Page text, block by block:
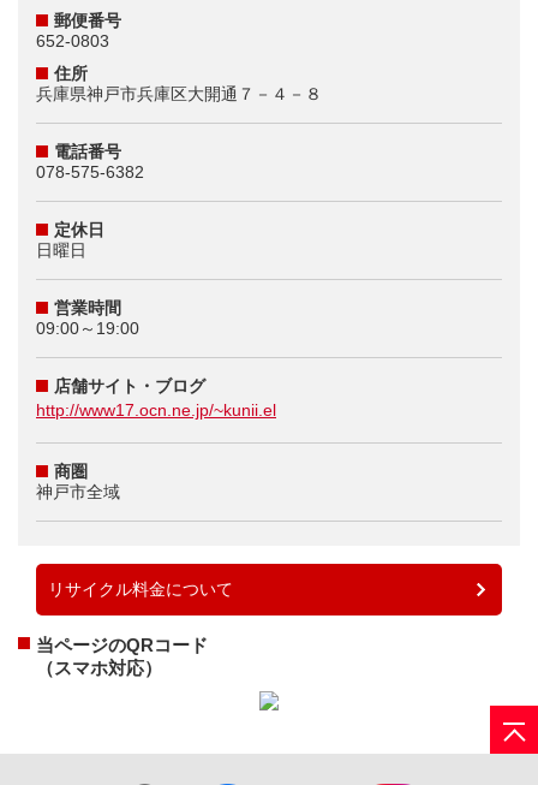
郵便番号
652-0803
住所
兵庫県神戸市兵庫区大開通７－４－８
電話番号
078-575-6382
定休日
日曜日
営業時間
09:00～19:00
店舗サイト・ブログ
http://www17.ocn.ne.jp/~kunii.el
商圏
神戸市全域
リサイクル料金について
当ページのQRコード
（スマホ対応）